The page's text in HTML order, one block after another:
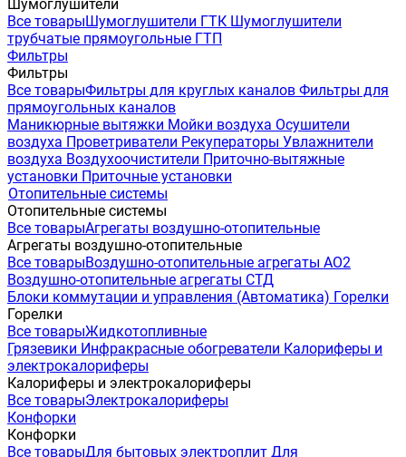
Шумоглушители
Все товарыШумоглушители ГТК Шумоглушители
трубчатые прямоугольные ГТП
Фильтры
Фильтры
Все товарыФильтры для круглых каналов Фильтры для
прямоугольных каналов
Маникюрные вытяжки Мойки воздуха Осушители
воздуха Проветриватели Рекуператоры Увлажнители
воздуха Воздухоочистители Приточно-вытяжные
установки Приточные установки
Отопительные системы
Отопительные системы
Все товарыАгрегаты воздушно-отопительные
Агрегаты воздушно-отопительные
Все товарыВоздушно-отопительные агрегаты АО2
Воздушно-отопительные агрегаты СТД
Блоки коммутации и управления (Автоматика) Горелки
Горелки
Все товарыЖидкотопливные
Грязевики Инфракрасные обогреватели Калориферы и
электрокалориферы
Калориферы и электрокалориферы
Все товарыЭлектрокалориферы
Конфорки
Конфорки
Все товарыДля бытовых электроплит Для